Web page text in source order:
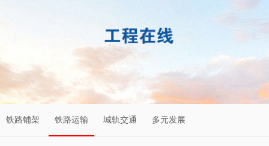
铁路铺架 铁路运输 城轨交通 多元发展